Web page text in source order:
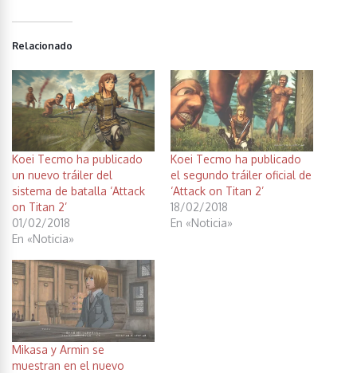
Relacionado
Koei Tecmo ha publicado
un nuevo tráiler del
sistema de batalla ‘Attack
on Titan 2’
01/02/2018
En «Noticia»
Koei Tecmo ha publicado
el segundo tráiler oficial de
‘Attack on Titan 2’
18/02/2018
En «Noticia»
Mikasa y Armin se
muestran en el nuevo